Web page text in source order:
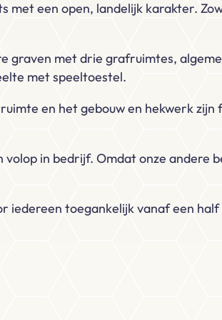
een open, landelijk karakter.
graven met drie grafruimtes,
met speeltoestel.
en het gebouw en hekwerk
in bedrijf. Omdat onze
toegankelijk vanaf een